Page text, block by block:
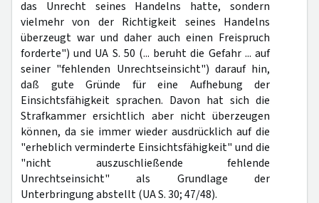
das Unrecht seines Handelns hatte, sondern
vielmehr von der Richtigkeit seines Handelns
überzeugt war und daher auch einen Freispruch
forderte") und UA S. 50 (... beruht die Gefahr ... auf
seiner "fehlenden Unrechtseinsicht") darauf hin,
daß gute Gründe für eine Aufhebung der
Einsichtsfähigkeit sprachen. Davon hat sich die
Strafkammer ersichtlich aber nicht überzeugen
können, da sie immer wieder ausdrücklich auf die
"erheblich verminderte Einsichtsfähigkeit" und die
"nicht auszuschließende fehlende
Unrechtseinsicht" als Grundlage der
Unterbringung abstellt (UA S. 30; 47/48).